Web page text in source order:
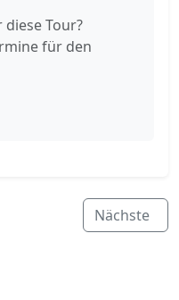
Tour?
für den
Nächste